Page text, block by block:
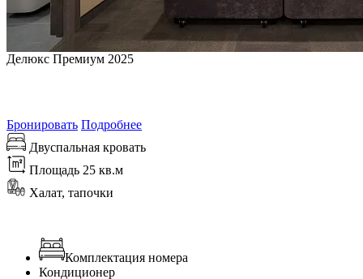
Делюкс Премиум 2025
Бронировать Подробнее
Двуспальная кровать
Площадь 25 кв.м
Халат, тапочки
Комплектация номера
Кондиционер